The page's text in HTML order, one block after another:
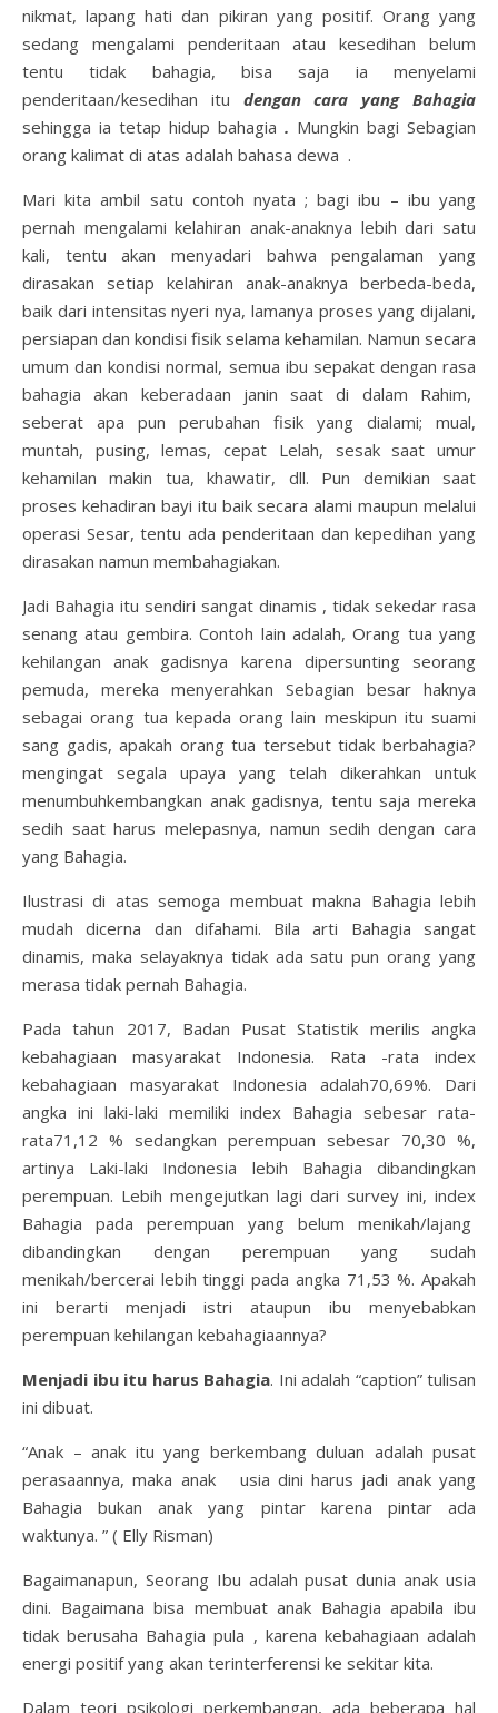
nikmat, lapang hati dan pikiran yang positif. Orang yang
sedang mengalami penderitaan atau kesedihan belum
tentu tidak bahagia, bisa saja ia menyelami
penderitaan/kesedihan itu dengan cara yang Bahagia
sehingga ia tetap hidup bahagia . Mungkin bagi Sebagian
orang kalimat di atas adalah bahasa dewa .
Mari kita ambil satu contoh nyata ; bagi ibu – ibu yang
pernah mengalami kelahiran anak-anaknya lebih dari satu
kali, tentu akan menyadari bahwa pengalaman yang
dirasakan setiap kelahiran anak-anaknya berbeda-beda,
baik dari intensitas nyeri nya, lamanya proses yang dijalani,
persiapan dan kondisi fisik selama kehamilan. Namun secara
umum dan kondisi normal, semua ibu sepakat dengan rasa
bahagia akan keberadaan janin saat di dalam Rahim,
seberat apa pun perubahan fisik yang dialami; mual,
muntah, pusing, lemas, cepat Lelah, sesak saat umur
kehamilan makin tua, khawatir, dll. Pun demikian saat
proses kehadiran bayi itu baik secara alami maupun melalui
operasi Sesar, tentu ada penderitaan dan kepedihan yang
dirasakan namun membahagiakan.
Jadi Bahagia itu sendiri sangat dinamis , tidak sekedar rasa
senang atau gembira. Contoh lain adalah, Orang tua yang
kehilangan anak gadisnya karena dipersunting seorang
pemuda, mereka menyerahkan Sebagian besar haknya
sebagai orang tua kepada orang lain meskipun itu suami
sang gadis, apakah orang tua tersebut tidak berbahagia?
mengingat segala upaya yang telah dikerahkan untuk
menumbuhkembangkan anak gadisnya, tentu saja mereka
sedih saat harus melepasnya, namun sedih dengan cara
yang Bahagia.
Ilustrasi di atas semoga membuat makna Bahagia lebih
mudah dicerna dan difahami. Bila arti Bahagia sangat
dinamis, maka selayaknya tidak ada satu pun orang yang
merasa tidak pernah Bahagia.
Pada tahun 2017, Badan Pusat Statistik merilis angka
kebahagiaan masyarakat Indonesia. Rata -rata index
kebahagiaan masyarakat Indonesia adalah70,69%. Dari
angka ini laki-laki memiliki index Bahagia sebesar rata-
rata71,12 % sedangkan perempuan sebesar 70,30 %,
artinya Laki-laki Indonesia lebih Bahagia dibandingkan
perempuan. Lebih mengejutkan lagi dari survey ini, index
Bahagia pada perempuan yang belum menikah/lajang
dibandingkan dengan perempuan yang sudah
menikah/bercerai lebih tinggi pada angka 71,53 %. Apakah
ini berarti menjadi istri ataupun ibu menyebabkan
perempuan kehilangan kebahagiaannya?
Menjadi ibu itu harus Bahagia. Ini adalah “caption” tulisan
ini dibuat.
“Anak – anak itu yang berkembang duluan adalah pusat
perasaannya, maka anak usia dini harus jadi anak yang
Bahagia bukan anak yang pintar karena pintar ada
waktunya. ” ( Elly Risman)
Bagaimanapun, Seorang Ibu adalah pusat dunia anak usia
dini. Bagaimana bisa membuat anak Bahagia apabila ibu
tidak berusaha Bahagia pula , karena kebahagiaan adalah
energi positif yang akan terinterferensi ke sekitar kita.
Dalam teori psikologi perkembangan, ada beberapa hal